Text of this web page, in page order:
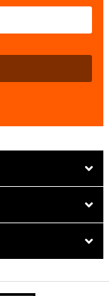
to subscribe to